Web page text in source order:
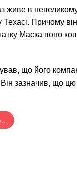
живе в
Причому
Маска воно
що його
Він зазначив, що